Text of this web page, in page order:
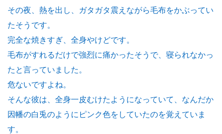
その夜、熱を出し、ガタガタ震えながら毛布をかぶってい
たそうです。
完全な焼きすぎ、全身やけどです。
毛布がすれるだけで強烈に痛かったそうで、寝られなかっ
たと言っていました。
危ないですよね。
そんな彼は、全身一皮むけたようになっていて、なんだか
因幡の白兎のようにピンク色をしていたのを覚えていま
す。